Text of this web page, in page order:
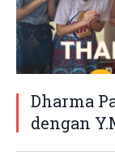
Dharma
dengan